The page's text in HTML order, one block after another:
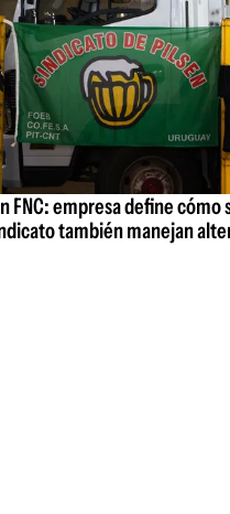
FNC: empresa define cómo
también manejan